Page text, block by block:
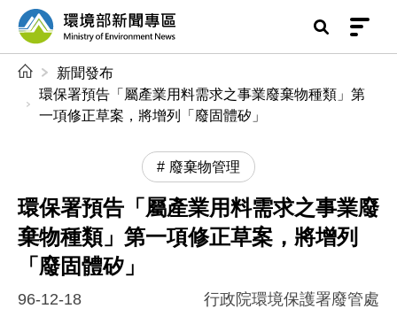
前往中央內容區塊
環境部新聞專區
新聞發布
環保署預告「屬產業用料需求之事業廢棄物種類」第
一項修正草案，將增列「廢固體矽」
廢棄物管理
環保署預告「屬產業用料需求之事業廢
棄物種類」第一項修正草案，將增列
「廢固體矽」
96-12-18 行政院環境保護署廢管處